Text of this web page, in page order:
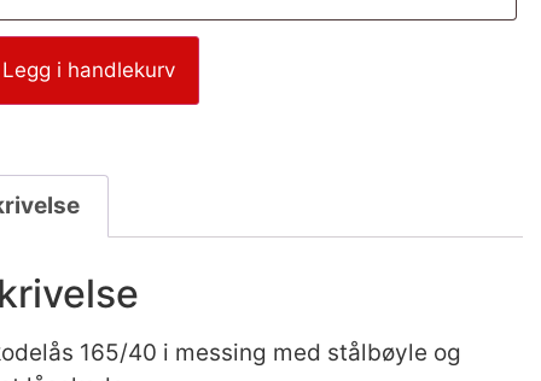
Legg i handlekurv
165/40 i messing med stålbøyle og